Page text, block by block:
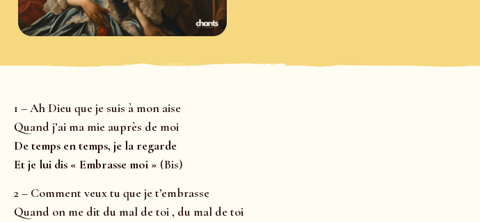
1 – Ah Dieu que je suis à mon aise
Quand j’ai ma mie auprès de moi
De temps en temps, je la regarde
Et je lui dis « Embrasse moi » (Bis)
2 – Comment veux tu que je t’embrasse
Quand on me dit du mal de toi , du mal de toi